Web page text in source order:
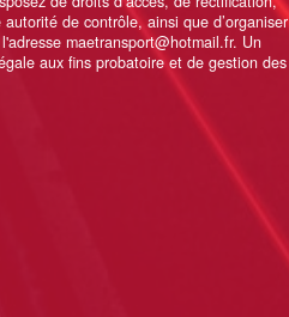
de contrôle, ainsi que d’organiser
maetransport@hotmail.fr. Un
aux fins probatoire et de gestion des